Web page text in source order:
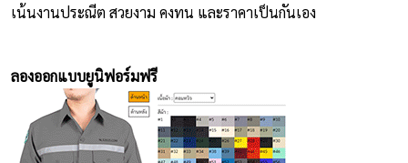
เน้นงานประณีต สวยงาม คงทน และราคาเป็นกันเอง
ลองออกแบบยูนิฟอร์มฟรี